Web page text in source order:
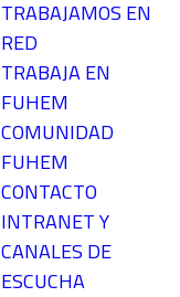
TRABAJAMOS EN
RED
TRABAJA EN
FUHEM
COMUNIDAD
FUHEM
CONTACTO
INTRANET Y
CANALES DE
ESCUCHA